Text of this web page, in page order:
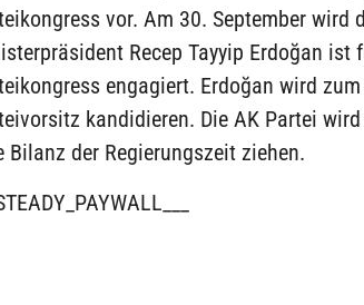
vor. Am 30. September wird
Recep Tayyip Erdoğan ist
engagiert. Erdoğan wird
kandidieren. Die AK Partei
Bilanz der Regierungszeit ziehen.